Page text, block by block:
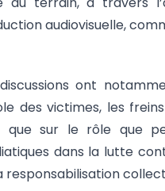
audiovisuelle,
ont
des victimes, les
que sur le rôle que
dans la lutte
responsabilisation